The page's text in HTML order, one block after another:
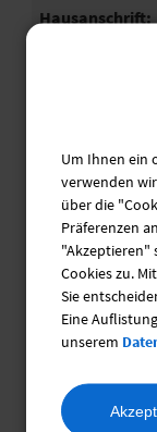
Hausanschrift:
E-Mail:info@pt-
Hausanschrift:
82256
Um Ihnen ein
verwenden
über die
Präferenzen
"Akzeptieren"
Cookies zu.
Sie
Eine
unserem